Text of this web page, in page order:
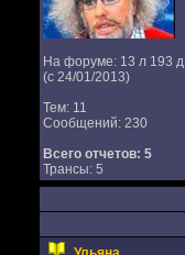
На форуме: 13 л 193 д
(с 24/01/2013)
Тем: 11
Сообщений: 230
Всего отчетов: 5
Трансы: 5